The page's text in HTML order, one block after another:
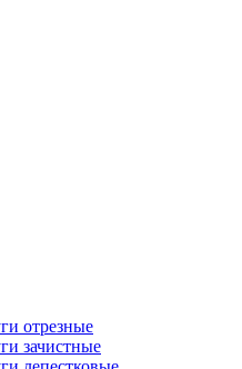
отрезные
зачистные